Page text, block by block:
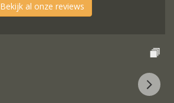
Bekijk al onze reviews